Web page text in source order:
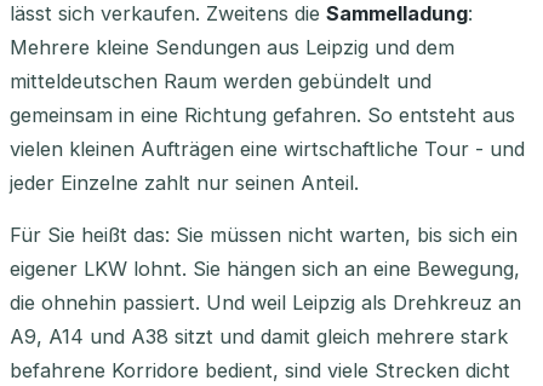
lässt sich verkaufen. Zweitens die Sammelladung:
Mehrere kleine Sendungen aus Leipzig und dem
mitteldeutschen Raum werden gebündelt und
gemeinsam in eine Richtung gefahren. So entsteht aus
vielen kleinen Aufträgen eine wirtschaftliche Tour - und
jeder Einzelne zahlt nur seinen Anteil.
Für Sie heißt das: Sie müssen nicht warten, bis sich ein
eigener LKW lohnt. Sie hängen sich an eine Bewegung,
die ohnehin passiert. Und weil Leipzig als Drehkreuz an
A9, A14 und A38 sitzt und damit gleich mehrere stark
befahrene Korridore bedient, sind viele Strecken dicht